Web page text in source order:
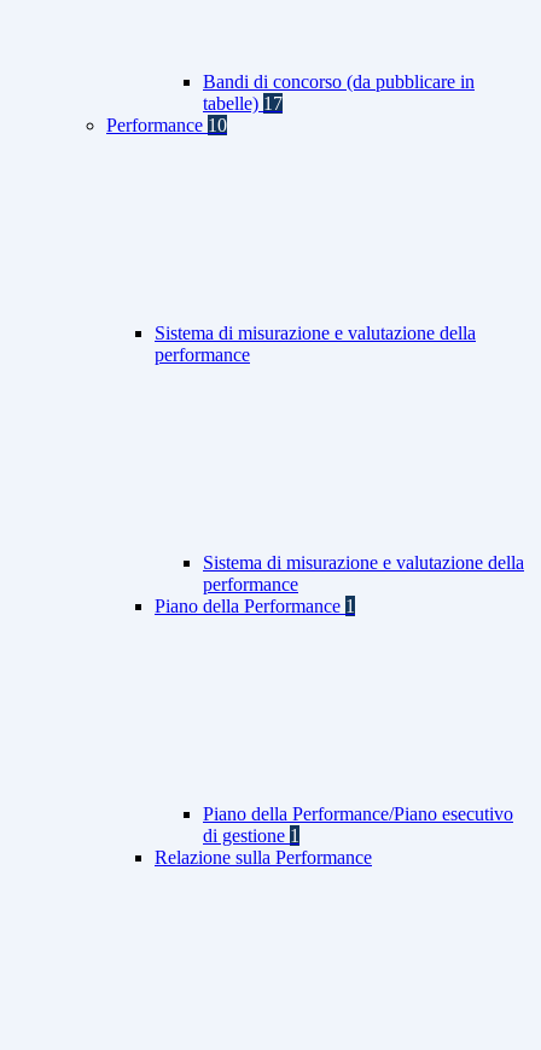
Bandi di concorso (da pubblicare in
tabelle) 17
Performance 10
Sistema di misurazione e valutazione della
performance
Sistema di misurazione e valutazione della
performance
Piano della Performance 1
Piano della Performance/Piano esecutivo
di gestione 1
Relazione sulla Performance